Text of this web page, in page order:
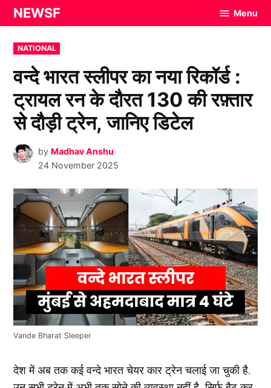
Skip
to
content
NEWSF Menu
POSTED
IN
NATIONAL
वन्दे भारत स्लीपर का नया रिकॉर्ड :
ट्रायल रन के दौरत 130 की रफ़्तार
से दौड़ी ट्रेन, जानिए डिटेल
by Madhav Anshu
24 November 2025
Vande Bharat Sleeper
देश में अब तक कई वन्दे भारत चेयर कार ट्रेन चलाई जा चुकी है.